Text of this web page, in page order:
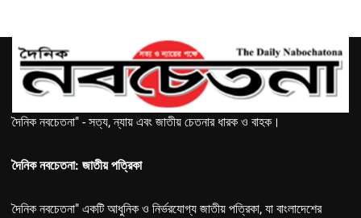
দৈনিক নবচেতনা" - সত্য, ন্যায় এবং জাতীয় চেতনার ধারক ও বাহক।
দৈনিক নবচেতনা: জাতীয় পত্রিকা
দৈনিক নবচেতনা" একটি আধুনিক ও নির্ভরযোগ্য জাতীয় পত্রিকা, যা বাংলাদেশের